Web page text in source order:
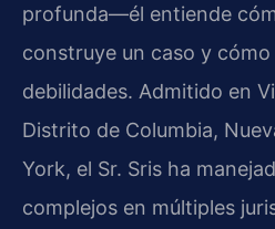
profunda—él entiende
construye un caso y
debilidades. Admitido en
Distrito de Columbia,
York, el Sr. Sris ha
complejos en múltiples